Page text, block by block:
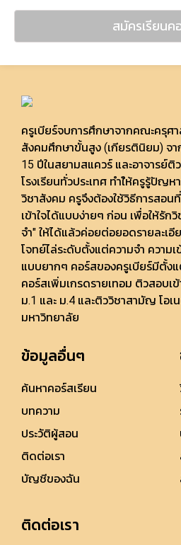
สมัครเรียนค
ครูเบียร์จบการศึกษาจากคณะครุศ
สังคมศึกษาขั้นสูง (เกียรตินิยม) จ
15 ปีในสยามสแควร์ และอาจารย์
โรงเรียนทั่วประเทศ ทำใ้ห้ครูรู้ปัญห
วิชาสังคม ครูจึงต้องใช้วิธีการสอน
เข้าใจได้แบบง่ายๆ ก่อน เพื่อให้รัก
จำ" ให้ได้แล้วค่อยต่อยอดรายละเ
โจทย์ไล่ระดับตั้งแต่ความจำ ความเ
แบบยากๆ คอร์สของครูเบียร์มีตั้ง
คอร์สเพิ่มเกรดรายเทอม ติวสอบเข้
ม.1 และ ม.4 และติววิชาสามัญ โอเ
มหาวิทยาลัย
ข้อมูลอื่นๆ
ค้นหาคอร์สเรียน
บทความ
ประวัติผู้สอน
ติดต่อเรา
บัญชีของฉัน
ติดต่อเรา